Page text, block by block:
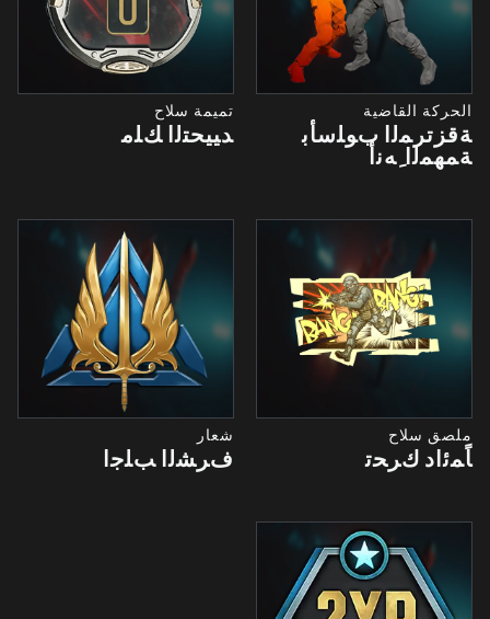
الحركة القاضية
ﺔﻗﺰﺗﺮﻤﻟﺍ ﺏﻮﻠﺳﺄﺑ
ﺔﻤﻬﻤﻟﺍ ِﻪﻧﺃ
تميمة سلاح
ﺪﻴﻴﺤﺘﻟﺍ ﻚﻠﻣ
ملصق سلاح
ﺎًﻤﺋﺍﺩ ﻙﺮﺤﺗ
شعار
ﻑﺮﺸﻟﺍ ﺐﻠﺟﺍ